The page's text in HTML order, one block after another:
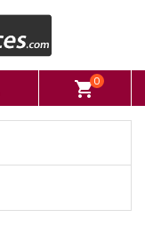
shopping_cart0